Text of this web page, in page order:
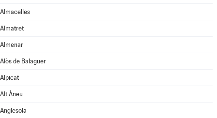
Almacelles
Almatret
Almenar
Alòs de Balaguer
Alpicat
Alt Àneu
Anglesola